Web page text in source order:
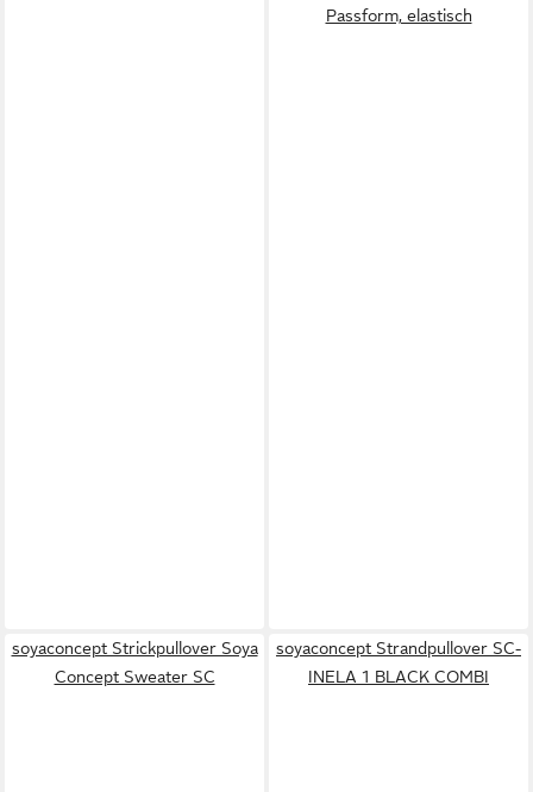
Passform, elastisch
soyaconcept Strickpullover Soya
Concept Sweater SC
soyaconcept Strandpullover SC-
INELA 1 BLACK COMBI